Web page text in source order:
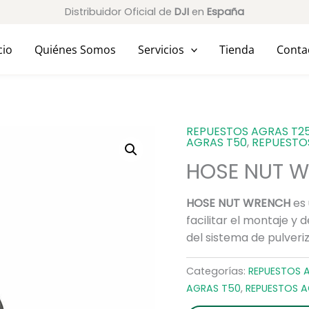
Distribuidor Oficial de DJI en España
Quiénes Somos Servicios Tienda
REPUESTOS AGRAS
AGRAS T50,
HOSE NUT
HOSE NUT WRENCHes
facilitar el montaje y
del sistema de
Categorías:REPUESTOS
AGRAS T50,REPUESTOS